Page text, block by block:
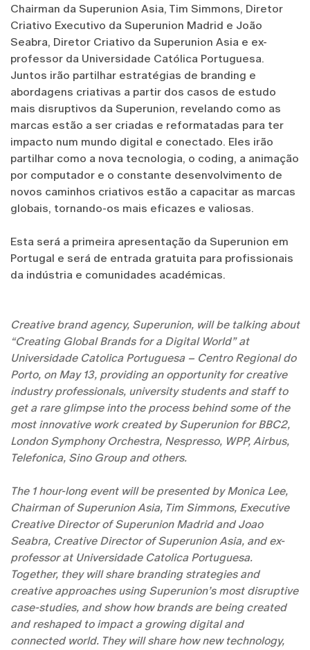
Chairman da Superunion Asia, Tim Simmons, Diretor
Criativo Executivo da Superunion Madrid e João
Seabra, Diretor Criativo da Superunion Asia e ex-
professor da Universidade Católica Portuguesa.
Juntos irão partilhar estratégias de branding e
abordagens criativas a partir dos casos de estudo
mais disruptivos da Superunion, revelando como as
marcas estão a ser criadas e reformatadas para ter
impacto num mundo digital e conectado. Eles irão
partilhar como a nova tecnologia, o coding, a animação
por computador e o constante desenvolvimento de
novos caminhos criativos estão a capacitar as marcas
globais, tornando-os mais eficazes e valiosas.
Esta será a primeira apresentação da Superunion em
Portugal e será de entrada gratuita para profissionais
da indústria e comunidades académicas.
Creative brand agency, Superunion, will be talking about
“Creating Global Brands for a Digital World” at
Universidade Catolica Portuguesa – Centro Regional do
Porto, on May 13, providing an opportunity for creative
industry professionals, university students and staff to
get a rare glimpse into the process behind some of the
most innovative work created by Superunion for BBC2,
London Symphony Orchestra, Nespresso, WPP, Airbus,
Telefonica, Sino Group and others.
The 1 hour-long event will be presented by Monica Lee,
Chairman of Superunion Asia, Tim Simmons, Executive
Creative Director of Superunion Madrid and Joao
Seabra, Creative Director of Superunion Asia, and ex-
professor at Universidade Catolica Portuguesa.
Together, they will share branding strategies and
creative approaches using Superunion’s most disruptive
case-studies, and show how brands are being created
and reshaped to impact a growing digital and
connected world. They will share how new technology,